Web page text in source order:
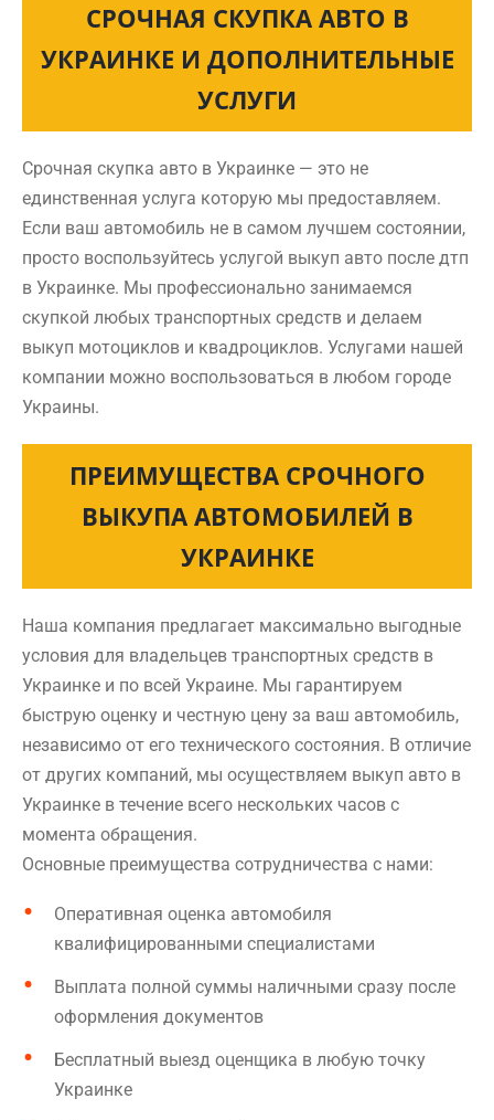
СРОЧНАЯ СКУПКА АВТО В
УКРАИНКЕ И ДОПОЛНИТЕЛЬНЫЕ
УСЛУГИ
Срочная скупка авто в Украинке — это не
единственная услуга которую мы предоставляем.
Если ваш автомобиль не в самом лучшем состоянии,
просто воспользуйтесь услугой выкуп авто после дтп
в Украинке. Мы профессионально занимаемся
скупкой любых транспортных средств и делаем
выкуп мотоциклов и квадроциклов. Услугами нашей
компании можно воспользоваться в любом городе
Украины.
ПРЕИМУЩЕСТВА СРОЧНОГО
ВЫКУПА АВТОМОБИЛЕЙ В
УКРАИНКЕ
Наша компания предлагает максимально выгодные
условия для владельцев транспортных средств в
Украинке и по всей Украине. Мы гарантируем
быструю оценку и честную цену за ваш автомобиль,
независимо от его технического состояния. В отличие
от других компаний, мы осуществляем выкуп авто в
Украинке в течение всего нескольких часов с
момента обращения.
Основные преимущества сотрудничества с нами:
Оперативная оценка автомобиля
квалифицированными специалистами
Выплата полной суммы наличными сразу после
оформления документов
Бесплатный выезд оценщика в любую точку
Украинке